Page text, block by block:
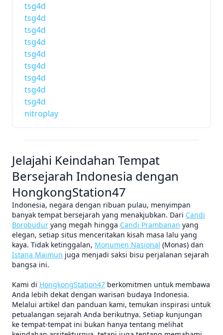
tsg4d
tsg4d
tsg4d
tsg4d
tsg4d
tsg4d
tsg4d
tsg4d
tsg4d
nitroplay
Jelajahi Keindahan Tempat
Bersejarah Indonesia dengan
HongkongStation47
Indonesia, negara dengan ribuan pulau, menyimpan
banyak tempat bersejarah yang menakjubkan. Dari Candi
Borobudur yang megah hingga Candi Prambanan yang
elegan, setiap situs menceritakan kisah masa lalu yang
kaya. Tidak ketinggalan, Monumen Nasional (Monas) dan
Istana Maimun juga menjadi saksi bisu perjalanan sejarah
bangsa ini.
Kami di HongkongStation47 berkomitmen untuk membawa
Anda lebih dekat dengan warisan budaya Indonesia.
Melalui artikel dan panduan kami, temukan inspirasi untuk
petualangan sejarah Anda berikutnya. Setiap kunjungan
ke tempat-tempat ini bukan hanya tentang melihat